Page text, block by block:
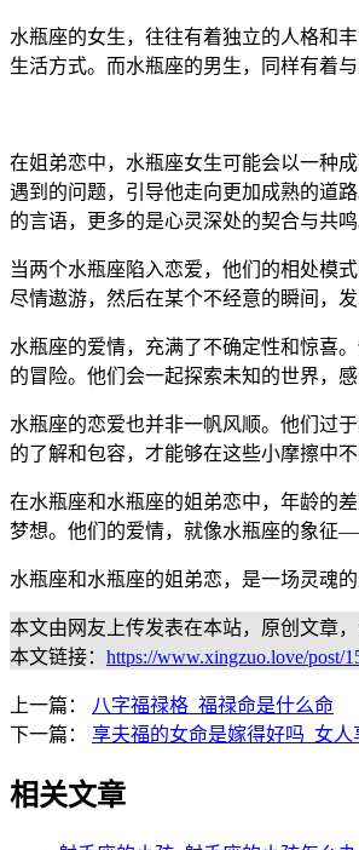
水瓶座的女生，往往有着独立的人格和
生活方式。而水瓶座的男生，同样有着
在姐弟恋中，水瓶座女生可能会以一种
遇到的问题，引导他走向更加成熟的道
的言语，更多的是心灵深处的契合与共鸣
当两个水瓶座陷入恋爱，他们的相处模
尽情遨游，然后在某个不经意的瞬间，
水瓶座的爱情，充满了不确定性和惊喜
的冒险。他们会一起探索未知的世界，
水瓶座的恋爱也并非一帆风顺。他们过
的了解和包容，才能够在这些小摩擦中
在水瓶座和水瓶座的姐弟恋中，年龄的
梦想。他们的爱情，就像水瓶座的象征
水瓶座和水瓶座的姐弟恋，是一场灵魂
本文由网友上传发表在本站，原创文章
本文链接： https://www.xingzuo.love/post/
上一篇：
八字福禄格_福禄命是什么命
下一篇： 享夫福的女命是嫁得好吗_女人
相关文章